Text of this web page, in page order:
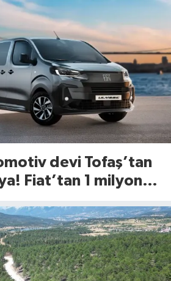
devi Tofaş’tan
Fiat’tan 1 milyon